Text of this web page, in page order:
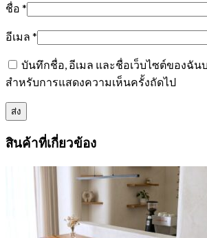
ชื่อ *
อีเมล *
บันทึกชื่อ, อีเมล และชื่อเว็บไซต์ของฉัน
สำหรับการแสดงความเห็นครั้งถัดไป
สินค้าที่เกี่ยวข้อง